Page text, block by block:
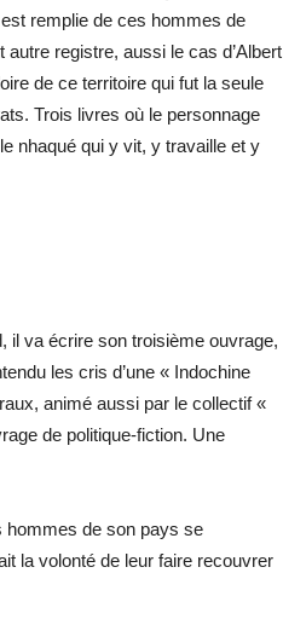
remplie de ces hommes de
registre, aussi le cas d’Albert
de ce territoire qui fut la seule
Trois livres où le personnage
nhaqué qui y vit, y travaille et y
il va écrire son troisième ouvrage,
les cris d’une « Indochine
animé aussi par le collectif «
de politique-fiction. Une
hommes de son pays se
la volonté de leur faire recouvrer